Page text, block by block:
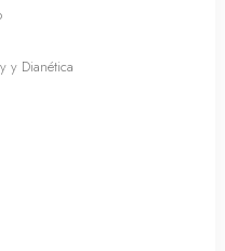
y Dianética